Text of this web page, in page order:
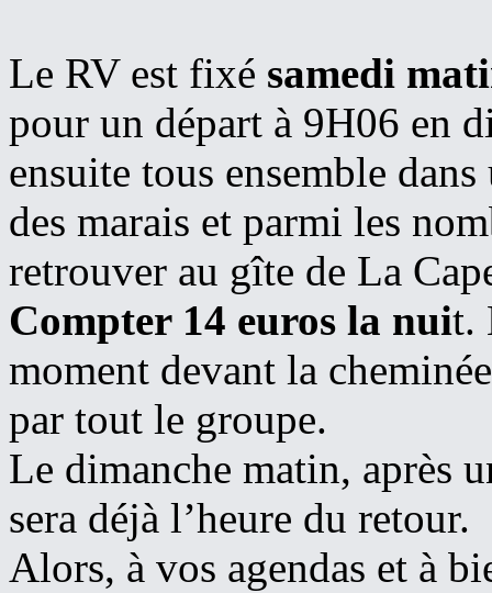
Le RV est fixé samedi
pour un départ à 9H06 en
ensuite tous ensemble
des marais et parmi les
retrouver au gîte de La
Compter 14 euros la nuit.
moment devant la
par tout le groupe.
Le dimanche matin, après
sera déjà l’heure du retour.
Alors, à vos agendas et à